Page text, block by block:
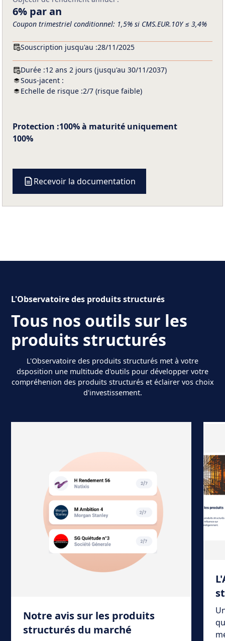
6% par an
Coupon trimestriel conditionnel: 1,5% si CMS.EUR.10Y ≤ 3,4%
Souscription jusqu'au :28/11/2025
Durée :12 ans 2 jours (jusqu'au 30/11/2037)
Sous-jacent :
Echelle de risque :2/7 (risque faible)
Protection :100% à maturité uniquement
100%
Recevoir la documentation
L'Observatoire des produits structurés
Tous nos outils sur les
produits structurés
L'Observatoire des produits structurés met à votre
dsposition une multitude d'outils pour développer votre
compréhenion des produits structurés et éclairer vos choix
d'investissement.
Notre avis sur les produits
structurés du marché